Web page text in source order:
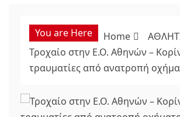
You are Here Home
Τροχαίο στην Ε.Ο. Αθηνών –
τραυματίες από ανατροπή